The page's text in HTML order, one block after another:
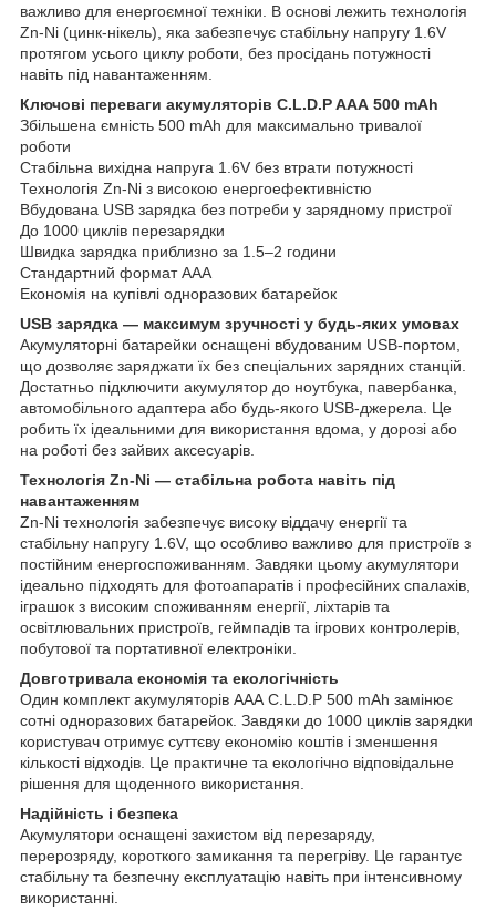
важливо для енергоємної техніки. В основі лежить технологія
Zn-Ni (цинк-нікель), яка забезпечує стабільну напругу 1.6V
протягом усього циклу роботи, без просідань потужності
навіть під навантаженням.
Ключові переваги акумуляторів C.L.D.P AAА 500 mAh
Збільшена ємність 500 mAh для максимально тривалої
роботи
Стабільна вихідна напруга 1.6V без втрати потужності
Технологія Zn-Ni з високою енергоефективністю
Вбудована USB зарядка без потреби у зарядному пристрої
До 1000 циклів перезарядки
Швидка зарядка приблизно за 1.5–2 години
Стандартний формат AAА
Економія на купівлі одноразових батарейок
USB зарядка — максимум зручності у будь-яких умовах
Акумуляторні батарейки оснащені вбудованим USB-портом,
що дозволяє заряджати їх без спеціальних зарядних станцій.
Достатньо підключити акумулятор до ноутбука, павербанка,
автомобільного адаптера або будь-якого USB-джерела. Це
робить їх ідеальними для використання вдома, у дорозі або
на роботі без зайвих аксесуарів.
Технологія Zn-Ni — стабільна робота навіть під
навантаженням
Zn-Ni технологія забезпечує високу віддачу енергії та
стабільну напругу 1.6V, що особливо важливо для пристроїв з
постійним енергоспоживанням. Завдяки цьому акумулятори
ідеально підходять для фотоапаратів і професійних спалахів,
іграшок з високим споживанням енергії, ліхтарів та
освітлювальних пристроїв, геймпадів та ігрових контролерів,
побутової та портативної електроніки.
Довготривала економія та екологічність
Один комплект акумуляторів AAА C.L.D.P 500 mAh замінює
сотні одноразових батарейок. Завдяки до 1000 циклів зарядки
користувач отримує суттєву економію коштів і зменшення
кількості відходів. Це практичне та екологічно відповідальне
рішення для щоденного використання.
Надійність і безпека
Акумулятори оснащені захистом від перезаряду,
перерозряду, короткого замикання та перегріву. Це гарантує
стабільну та безпечну експлуатацію навіть при інтенсивному
використанні.